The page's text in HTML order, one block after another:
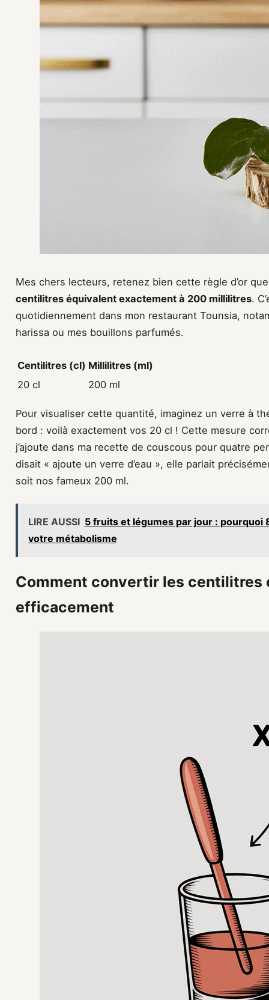
Mes chers lecteurs, retenez bien cette règle d’or
centilitres équivalent exactement à 200 millilitres.
quotidiennement dans mon restaurant Tounsia,
harissa ou mes bouillons parfumés.
Centilitres (cl) Millilitres (ml)
20 cl
200 ml
Pour visualiser cette quantité, imaginez un verre à
bord : voilà exactement vos 20 cl ! Cette mesure
j’ajoute dans ma recette de couscous pour quatre
disait « ajoute un verre d’eau », elle parlait
soit nos fameux 200 ml.
LIRE AUSSI 5 fruits et légumes par jour :
votre métabolisme
Comment convertir les centilitres
efficacement